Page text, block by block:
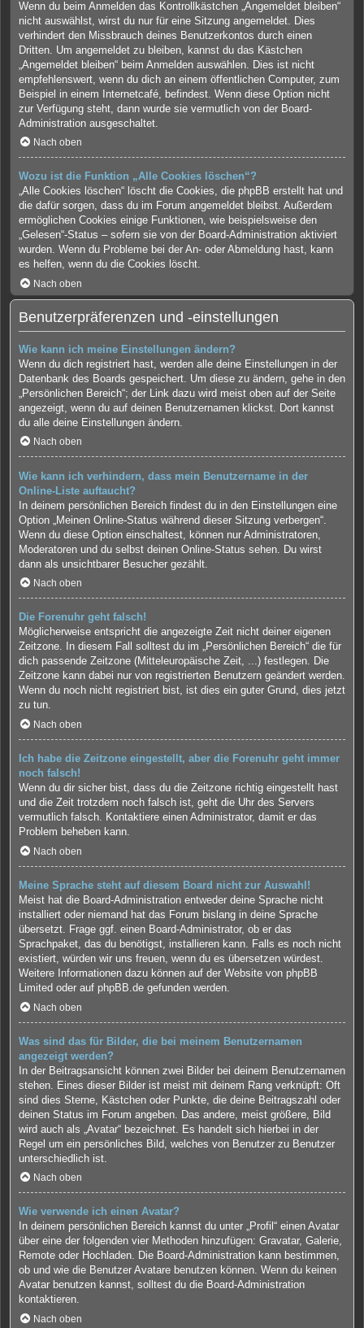
Wenn du beim Anmelden das Kontrollkästchen „Angemeldet bleiben“
nicht auswählst, wirst du nur für eine Sitzung angemeldet. Dies
verhindert den Missbrauch deines Benutzerkontos durch einen
Dritten. Um angemeldet zu bleiben, kannst du das Kästchen
„Angemeldet bleiben“ beim Anmelden auswählen. Dies ist nicht
empfehlenswert, wenn du dich an einem öffentlichen Computer, zum
Beispiel in einem Internetcafé, befindest. Wenn diese Option nicht
zur Verfügung steht, dann wurde sie vermutlich von der Board-
Administration ausgeschaltet.
Nach oben
Wozu ist die Funktion „Alle Cookies löschen“?
„Alle Cookies löschen“ löscht die Cookies, die phpBB erstellt hat und
die dafür sorgen, dass du im Forum angemeldet bleibst. Außerdem
ermöglichen Cookies einige Funktionen, wie beispielsweise den
„Gelesen“-Status – sofern sie von der Board-Administration aktiviert
wurden. Wenn du Probleme bei der An- oder Abmeldung hast, kann
es helfen, wenn du die Cookies löscht.
Nach oben
Benutzerpräferenzen und -einstellungen
Wie kann ich meine Einstellungen ändern?
Wenn du dich registriert hast, werden alle deine Einstellungen in der
Datenbank des Boards gespeichert. Um diese zu ändern, gehe in den
„Persönlichen Bereich“; der Link dazu wird meist oben auf der Seite
angezeigt, wenn du auf deinen Benutzernamen klickst. Dort kannst
du alle deine Einstellungen ändern.
Nach oben
Wie kann ich verhindern, dass mein Benutzername in der
Online-Liste auftaucht?
In deinem persönlichen Bereich findest du in den Einstellungen eine
Option „Meinen Online-Status während dieser Sitzung verbergen“.
Wenn du diese Option einschaltest, können nur Administratoren,
Moderatoren und du selbst deinen Online-Status sehen. Du wirst
dann als unsichtbarer Besucher gezählt.
Nach oben
Die Forenuhr geht falsch!
Möglicherweise entspricht die angezeigte Zeit nicht deiner eigenen
Zeitzone. In diesem Fall solltest du im „Persönlichen Bereich“ die für
dich passende Zeitzone (Mitteleuropäische Zeit, ...) festlegen. Die
Zeitzone kann dabei nur von registrierten Benutzern geändert werden.
Wenn du noch nicht registriert bist, ist dies ein guter Grund, dies jetzt
zu tun.
Nach oben
Ich habe die Zeitzone eingestellt, aber die Forenuhr geht immer
noch falsch!
Wenn du dir sicher bist, dass du die Zeitzone richtig eingestellt hast
und die Zeit trotzdem noch falsch ist, geht die Uhr des Servers
vermutlich falsch. Kontaktiere einen Administrator, damit er das
Problem beheben kann.
Nach oben
Meine Sprache steht auf diesem Board nicht zur Auswahl!
Meist hat die Board-Administration entweder deine Sprache nicht
installiert oder niemand hat das Forum bislang in deine Sprache
übersetzt. Frage ggf. einen Board-Administrator, ob er das
Sprachpaket, das du benötigst, installieren kann. Falls es noch nicht
existiert, würden wir uns freuen, wenn du es übersetzen würdest.
Weitere Informationen dazu können auf der Website von phpBB
Limited oder auf phpBB.de gefunden werden.
Nach oben
Was sind das für Bilder, die bei meinem Benutzernamen
angezeigt werden?
In der Beitragsansicht können zwei Bilder bei deinem Benutzernamen
stehen. Eines dieser Bilder ist meist mit deinem Rang verknüpft: Oft
sind dies Sterne, Kästchen oder Punkte, die deine Beitragszahl oder
deinen Status im Forum angeben. Das andere, meist größere, Bild
wird auch als „Avatar“ bezeichnet. Es handelt sich hierbei in der
Regel um ein persönliches Bild, welches von Benutzer zu Benutzer
unterschiedlich ist.
Nach oben
Wie verwende ich einen Avatar?
In deinem persönlichen Bereich kannst du unter „Profil“ einen Avatar
über eine der folgenden vier Methoden hinzufügen: Gravatar, Galerie,
Remote oder Hochladen. Die Board-Administration kann bestimmen,
ob und wie die Benutzer Avatare benutzen können. Wenn du keinen
Avatar benutzen kannst, solltest du die Board-Administration
kontaktieren.
Nach oben